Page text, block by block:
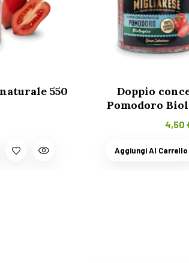
550
Doppio
Pomodoro
4,50
Aggiungi Al Carrello